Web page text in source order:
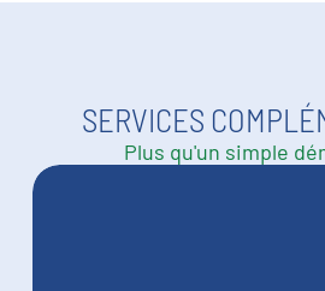
SERVICES
Plus qu'un simple